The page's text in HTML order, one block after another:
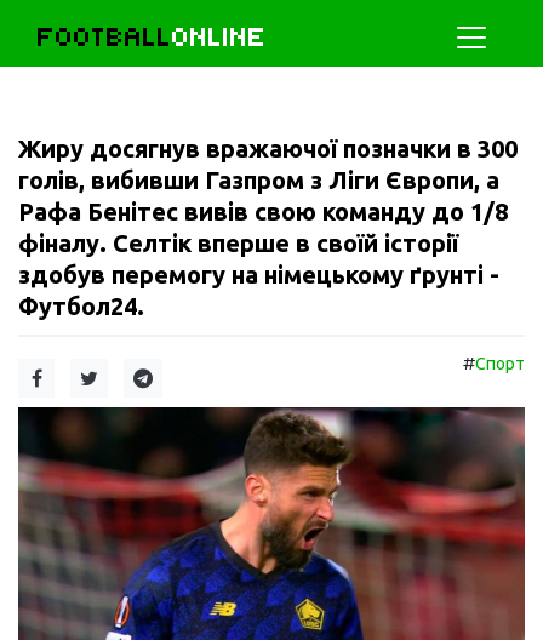
FOOTBALLONLINE
Жиру досягнув вражаючої позначки в 300
голів, вибивши Газпром з Ліги Європи, а
Рафа Бенітес вивів свою команду до 1/8
фіналу. Селтік вперше в своїй історії
здобув перемогу на німецькому ґрунті -
Футбол24.
#Спорт